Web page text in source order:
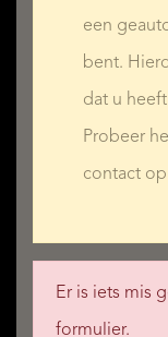
een
bent.
dat u
Probeer
contact
Er is iets mis
formulier.